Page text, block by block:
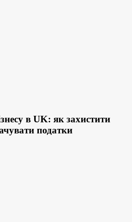
в UK: як захистити
податки